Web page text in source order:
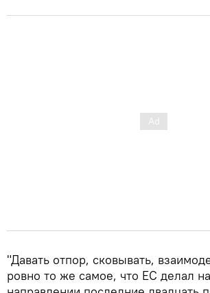
"Давать отпор, сковывать,
ровно то же самое, что ЕС делал